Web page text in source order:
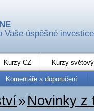
Vaše úspěšné investice
Kurzy CZ Kurzy
Komentáře a doporučení
» Novinky z